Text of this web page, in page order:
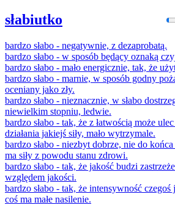
słabiutko
bardzo słabo - negatywnie, z dezaprobatą.
bardzo słabo - w sposób będący oznaką
bardzo słabo - mało energicznie, tak, że
bardzo słabo - marnie, w sposób godny
oceniany jako zły.
bardzo słabo - nieznacznie, w słabo
niewielkim stopniu, ledwie.
bardzo słabo - tak, że z łatwością może
działania jakiejś siły, mało wytrzymale.
bardzo słabo - niezbyt dobrze, nie do
ma siły z powodu stanu zdrowi.
bardzo słabo - tak, że jakość budzi
względem jakości.
bardzo słabo - tak, że intensywność
coś ma małe nasilenie.